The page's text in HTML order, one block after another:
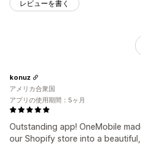
レビューを書く
Outstanding app! OneMobile
our Shopify store into a
konuz
アメリカ合衆国
アプリの使用期間：5ヶ月